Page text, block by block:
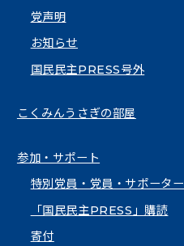
党声明
お知らせ
国民民主PRESS号外
こくみんうさぎの部屋
参加・サポート
特別党員・党員・サポーター
「国民民主PRESS」購読
寄付